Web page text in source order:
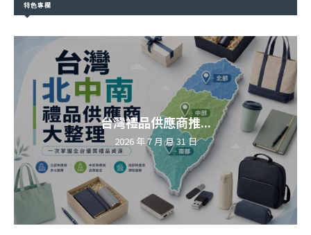
特色專欄
台灣禮品供應商推...
2026 年 7 月 月 31 日